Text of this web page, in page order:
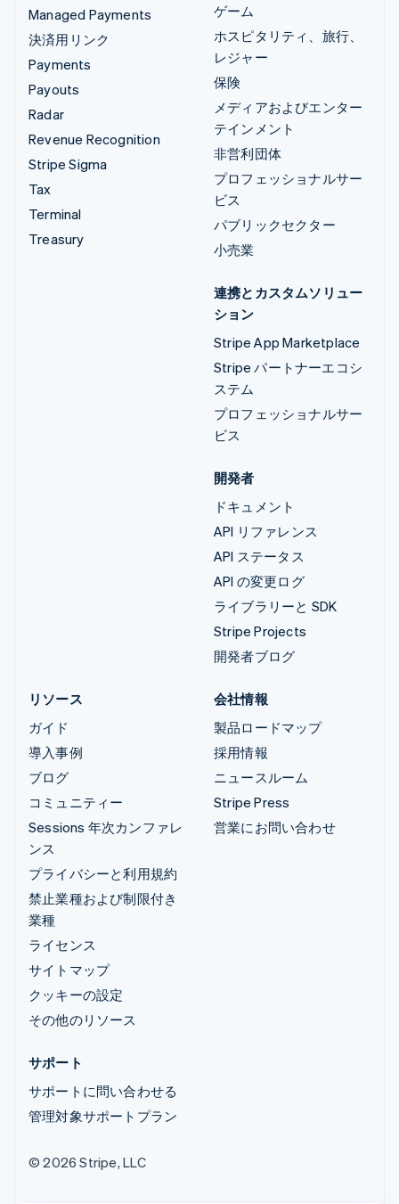
Managed Payments
決済用リンク
Payments
Payouts
Radar
Revenue Recognition
Stripe Sigma
Tax
Terminal
Treasury
ゲーム
ホスピタリティ、旅行、
レジャー
保険
メディアおよびエンター
テインメント
非営利団体
プロフェッショナルサー
ビス
パブリックセクター
小売業
連携とカスタムソリュー
ション
Stripe App Marketplace
Stripe パートナーエコシ
ステム
プロフェッショナルサー
ビス
開発者
ドキュメント
API リファレンス
API ステータス
API の変更ログ
ライブラリーと SDK
Stripe Projects
開発者ブログ
リソース
ガイド
導入事例
ブログ
コミュニティー
Sessions 年次カンファレ
ンス
プライバシーと利用規約
禁止業種および制限付き
業種
ライセンス
サイトマップ
クッキーの設定
その他のリソース
会社情報
製品ロードマップ
採用情報
ニュースルーム
Stripe Press
営業にお問い合わせ
サポート
サポートに問い合わせる
管理対象サポートプラン
© 2026 Stripe, LLC